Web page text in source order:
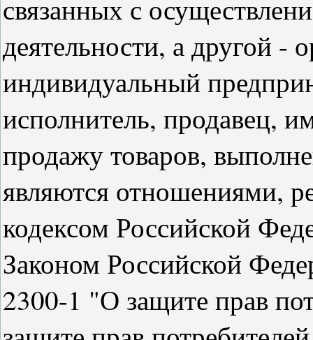
связанных с
деятельности, а другой -
индивидуальный
исполнитель, продавец,
продажу товаров,
являются отношениями,
кодексом Российской
Законом Российской
2300-1 "О защите прав